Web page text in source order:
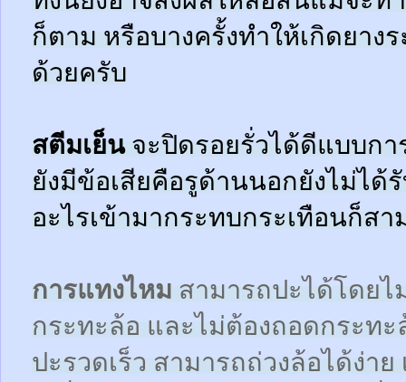
ก็ตาม หรือบางครั้งทำให้เกิดยา
ด้วยครับ
สตีมเย็นจะปิดรอยรั่วได้ดีแบบก
ยังมีข้อเสียคือรูด้านนอกยังไม่ได้
อะไรเข้ามากระทบกระเทือนก็ส
การแทงไหม สามารถปะได้โดยไ
กระทะล้อ และไม่ต้องถอดกระทะ
ปะรวดเร็ว สามารถถ่วงล้อได้ง่า